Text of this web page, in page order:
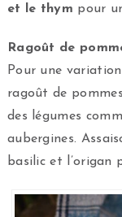
et le thym pour
Ragoût de
Pour une
ragoût de
des légumes
aubergines.
basilic et l’origan